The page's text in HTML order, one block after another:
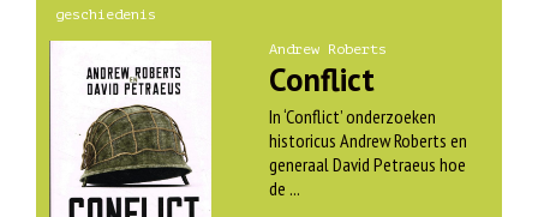
geschiedenis
Andrew Roberts
Conflict
In ‘Conflict’ onderzoeken
historicus Andrew Roberts en
generaal David Petraeus hoe
de ...